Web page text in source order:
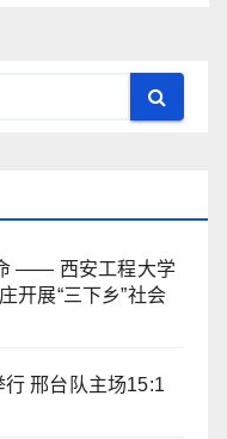
—— 西安工程大学
开展“三下乡”社会
邢台队主场15:1